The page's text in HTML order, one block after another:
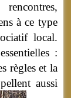
à ce type
local.
:
règles et la
aussi